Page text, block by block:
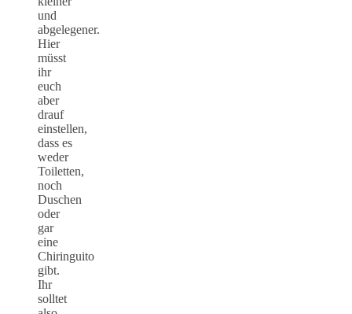
und
abgelegener.
Hier
müsst
ihr
euch
aber
drauf
einstellen,
dass es
weder
Toiletten,
noch
Duschen
oder
gar
eine
Chiringuito
gibt.
Ihr
solltet